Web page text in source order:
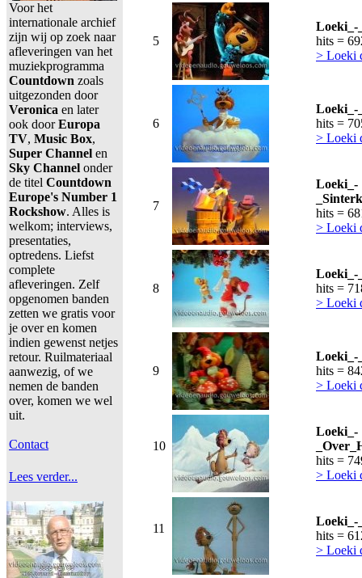
Voor het
internationale archief
zijn wij op zoek naar
afleveringen van het
muziekprogramma
Countdown zoals
uitgezonden door
Veronica en later
ook doorEuropa
TV, Music Box,
Super Channel en
Sky Channel onder
de titel Countdown
Europe's Number 1
Rockshow. Alles is
welkom; interviews,
presentaties,
optredens. Liefst
complete
afleveringen. Zelf
opgenomen banden
zetten we gratis voor
je over en komen
indien gewenst netjes
retour. Ruilmateriaal
aanwezig, of we
nemen de banden
over, komen we wel
uit.
Contact
Lees verder...
5
Loeki_-
hits =
> Loeki
6
Loeki_-
hits =
> Loeki
7
Loeki_-
hits =
> Loeki
8
Loeki_-
hits =
> Loeki
9
Loeki_-
hits =
> Loeki
10
Loeki_-
hits =
> Loeki
11
Loeki_-
hits =
> Loeki